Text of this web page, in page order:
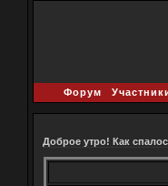
Форум
Доброе утро! Как